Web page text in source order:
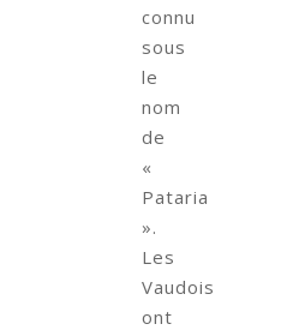
connu
sous
le
nom
de
«
Pataria
».
Les
Vaudois
ont